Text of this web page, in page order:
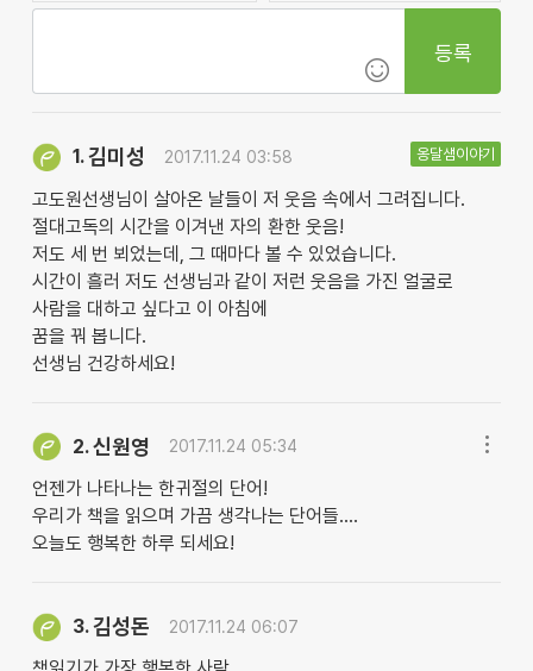
등록
1.김미성 2017.11.24 03:58
고도원선생님이 살아온 날들이 저 웃음 속에서 그려집니다.
절대고독의 시간을 이겨낸 자의 환한 웃음!
저도 세 번 뵈었는데, 그 때마다 볼 수 있었습니다.
시간이 흘러 저도 선생님과 같이 저런 웃음을 가진 얼굴로
사람을 대하고 싶다고 이 아침에
꿈을 꿔 봅니다.
선생님 건강하세요!
옹달샘이야기
2.신원영 2017.11.24 05:34
언젠가 나타나는 한귀절의 단어!
우리가 책을 읽으며 가끔 생각나는 단어들....
오늘도 행복한 하루 되세요!
3.김성돈 2017.11.24 06:07